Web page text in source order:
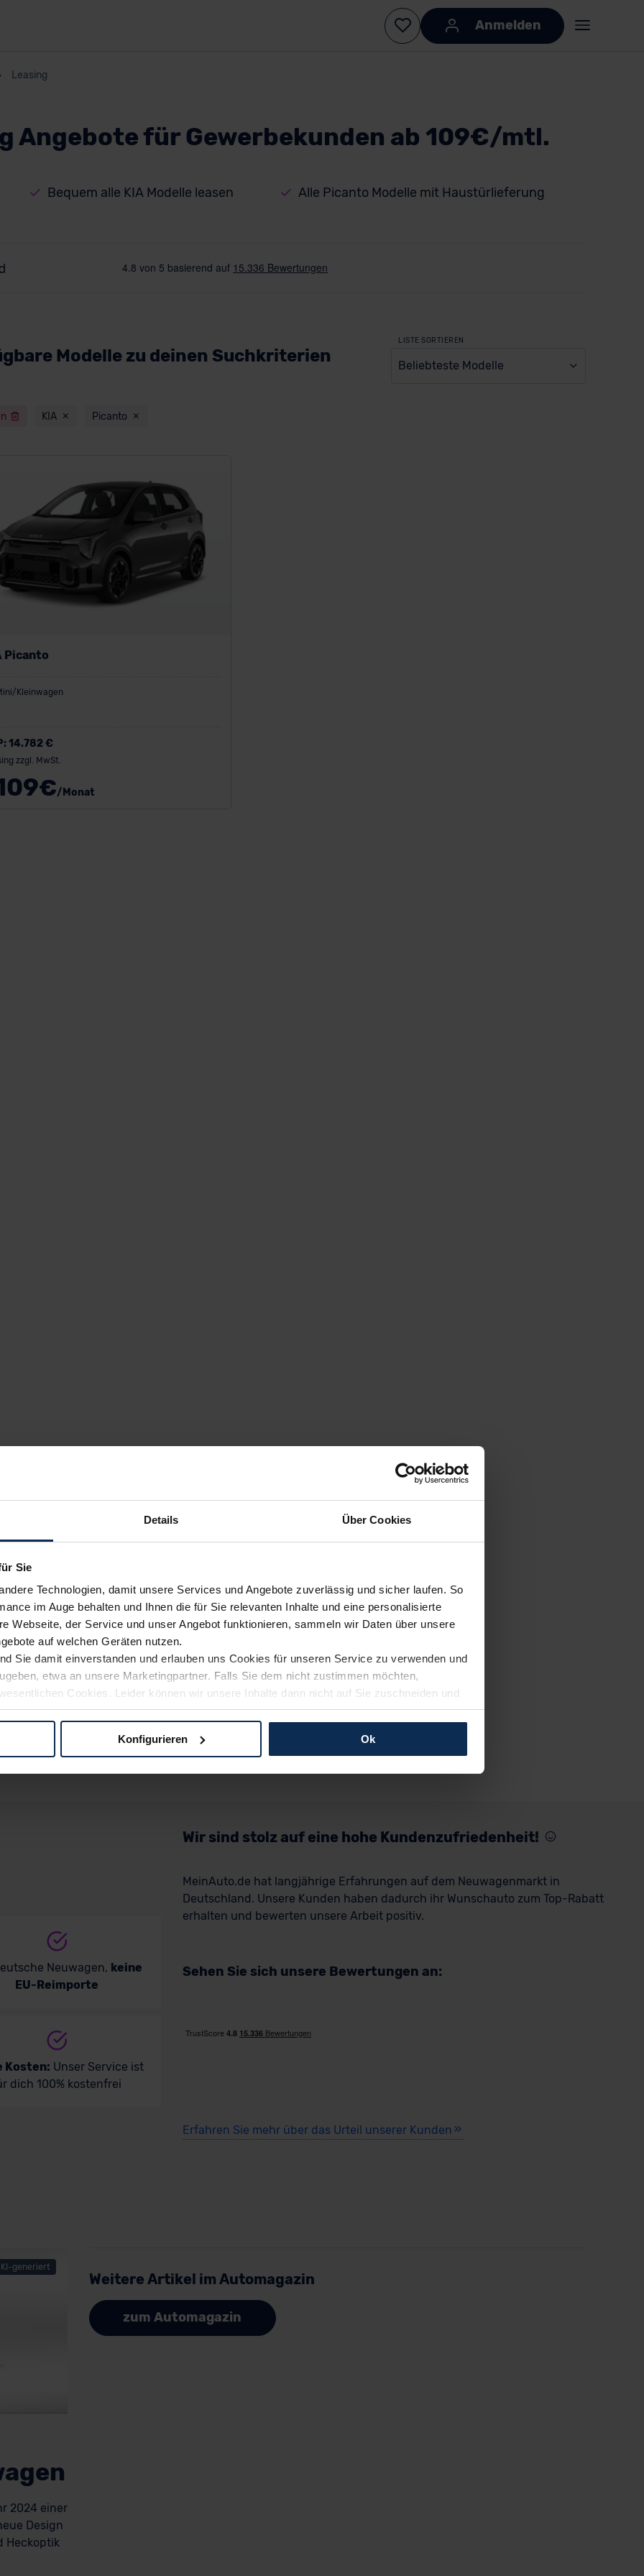
Details Über Cookies
Sie
Technologien, damit unsere Services und Angebote zuverlässig und sicher laufen. So
im Auge behalten und Ihnen die für Sie relevanten Inhalte und eine personalisierte
Webseite, der Service und unser Angebot funktionieren, sammeln wir Daten über unsere
auf welchen Geräten nutzen.
Sie damit einverstanden und erlauben uns Cookies für unseren Service zu verwenden und
etwa an unsere Marketingpartner. Falls Sie dem nicht zustimmen möchten,
Cookies. Leider können wir unsere Inhalte dann nicht auf Sie zuschneiden und
Weg zu Ihrem Neuwagen unterstützen. Sie können die Einstellungen jederzeit anpassen
Sie hierzu Ihre Einwilligung freiwillig erteilen. Nähere Informationen zu den bestehenden
Konfigurieren Ok
Anmelden
Leasing
Angebote für Gewerbekunden ab 109€/mtl.
Bequem alle KIA Modelle leasen Alle Picanto Modelle mit Haustürlieferung
Modelle zu deinen Suchkriterien
LISTE SORTIEREN
Beliebteste Modelle
KIA Picanto
Picanto
Kleinwagen
14.782 €
zzgl. MwSt.
€/Monat
Neuwagen, keine
EU-Reimporte
Kosten: Unser Service ist
dich 100% kostenfrei
Wir sind stolz auf eine hohe Kundenzufriedenheit!
MeinAuto.de hat langjährige Erfahrungen auf dem Neuwagenmarkt in
Deutschland. Unsere Kunden haben dadurch ihr Wunschauto zum Top-Rabatt
erhalten und bewerten unsere Arbeit positiv.
Sehen Sie sich unsere Bewertungen an:
Erfahren Sie mehr über das Urteil unserer Kunden
KI-generiert
2024 einer
Design
Heckoptik
Weitere Artikel im Automagazin
zum Automagazin